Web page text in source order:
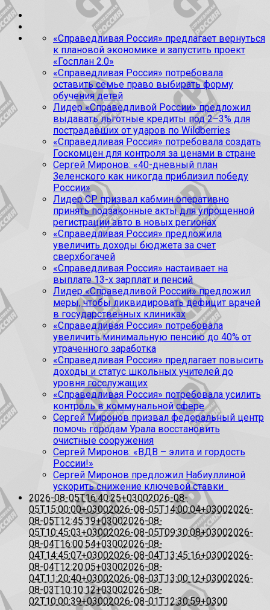
«Справедливая Россия» предлагает вернуться
к плановой экономике и запустить проект
«Госплан 2.0»
«Справедливая Россия» потребовала
оставить семье право выбирать форму
обучения детей
Лидер «Справедливой России» предложил
выдавать льготные кредиты под 2–3% для
пострадавших от ударов по Wildberries
«Справедливая Россия» потребовала создать
Госкомцен для контроля за ценами в стране
Сергей Миронов: «40-дневный план
Зеленского как никогда приблизил победу
России»
Лидер СР призвал кабмин оперативно
принять подзаконные акты для упрощенной
регистрации авто в новых регионах
«Справедливая Россия» предложила
увеличить доходы бюджета за счет
сверхбогачей
«Справедливая Россия» настаивает на
выплате 13-х зарплат и пенсий
Лидер «Справедливой России» предложил
меры, чтобы ликвидировать дефицит врачей
в государственных клиниках
«Справедливая Россия» потребовала
увеличить минимальную пенсию до 40% от
утраченного заработка
«Справедливая Россия» предлагает повысить
доходы и статус школьных учителей до
уровня госслужащих
«Справедливая Россия» потребовала усилить
контроль в коммунальной сфере
Сергей Миронов призвал федеральный центр
помочь городам Урала восстановить
очистные сооружения
Сергей Миронов: «ВДВ – элита и гордость
России!»
Сергей Миронов предложил Набиуллиной
ускорить снижение ключевой ставки
2026-08-05T16:40:25+03002026-08-
05T15:00:00+03002026-08-05T14:00:04+03002026-
08-05T12:45:19+03002026-08-
05T10:45:03+03002026-08-05T09:30:08+03002026-
08-04T16:00:54+03002026-08-
04T14:45:07+03002026-08-04T13:45:16+03002026-
08-04T12:20:05+03002026-08-
04T11:20:40+03002026-08-03T13:00:12+03002026-
08-03T10:10:12+03002026-08-
02T10:00:39+03002026-08-01T12:30:59+0300